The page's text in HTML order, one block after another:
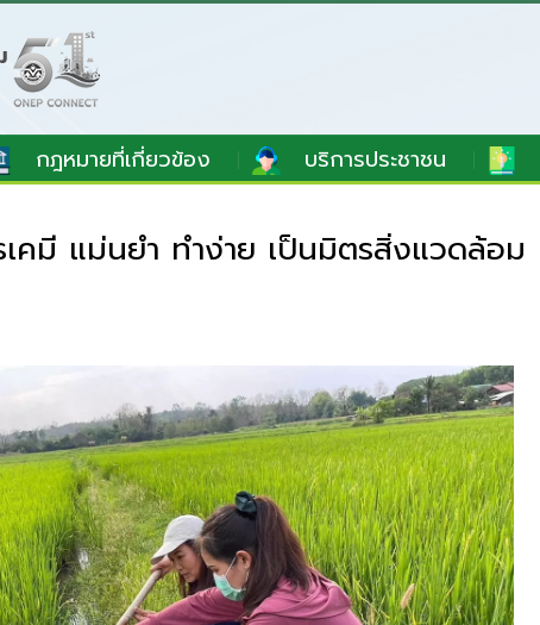
กฎหมายที่เกี่ยวข้อง บริการประชาชน
คมี แม่นยำ ทำง่าย เป็นมิตรสิ่งแวดล้อม